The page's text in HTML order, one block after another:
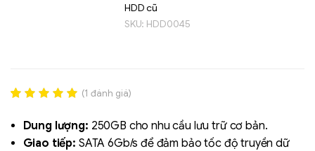
HDD cũ
SKU: HDD0045
out of 5
based on
đánh giá
(1 đánh giá)
Dung lượng: 250GB cho nhu cầu lưu trữ cơ bản.
Giao tiếp: SATA 6Gb/s để đảm bảo tốc độ truyền dữ